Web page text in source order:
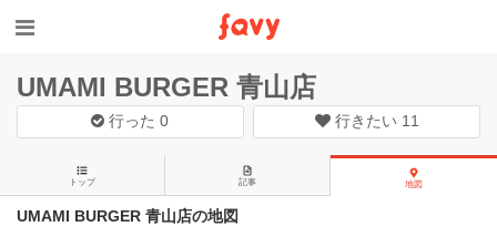
UMAMI BURGER 青山店
行った0 行きたい 11
トップ 記事 地図
UMAMI BURGER 青山店の地図